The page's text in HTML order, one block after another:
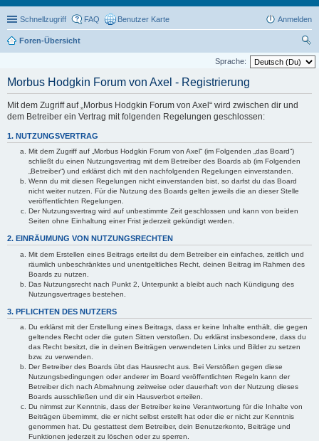
Schnellzugriff FAQ Benutzer Karte Anmelden
Foren-Übersicht
uc
Sprache:
Morbus Hodgkin Forum von Axel - Registrierung
Mit dem Zugriff auf „Morbus Hodgkin Forum von Axel“ wird zwischen dir und
dem Betreiber ein Vertrag mit folgenden Regelungen geschlossen:
1. NUTZUNGSVERTRAG
Mit dem Zugriff auf „Morbus Hodgkin Forum von Axel“ (im Folgenden „das Board“)
schließt du einen Nutzungsvertrag mit dem Betreiber des Boards ab (im Folgenden
„Betreiber“) und erklärst dich mit den nachfolgenden Regelungen einverstanden.
Wenn du mit diesen Regelungen nicht einverstanden bist, so darfst du das Board
nicht weiter nutzen. Für die Nutzung des Boards gelten jeweils die an dieser Stelle
veröffentlichten Regelungen.
Der Nutzungsvertrag wird auf unbestimmte Zeit geschlossen und kann von beiden
Seiten ohne Einhaltung einer Frist jederzeit gekündigt werden.
2. EINRÄUMUNG VON NUTZUNGSRECHTEN
Mit dem Erstellen eines Beitrags erteilst du dem Betreiber ein einfaches, zeitlich und
räumlich unbeschränktes und unentgeltliches Recht, deinen Beitrag im Rahmen des
Boards zu nutzen.
Das Nutzungsrecht nach Punkt 2, Unterpunkt a bleibt auch nach Kündigung des
Nutzungsvertrages bestehen.
3. PFLICHTEN DES NUTZERS
Du erklärst mit der Erstellung eines Beitrags, dass er keine Inhalte enthält, die gegen
geltendes Recht oder die guten Sitten verstoßen. Du erklärst insbesondere, dass du
das Recht besitzt, die in deinen Beiträgen verwendeten Links und Bilder zu setzen
bzw. zu verwenden.
Der Betreiber des Boards übt das Hausrecht aus. Bei Verstößen gegen diese
Nutzungsbedingungen oder anderer im Board veröffentlichten Regeln kann der
Betreiber dich nach Abmahnung zeitweise oder dauerhaft von der Nutzung dieses
Boards ausschließen und dir ein Hausverbot erteilen.
Du nimmst zur Kenntnis, dass der Betreiber keine Verantwortung für die Inhalte von
Beiträgen übernimmt, die er nicht selbst erstellt hat oder die er nicht zur Kenntnis
genommen hat. Du gestattest dem Betreiber, dein Benutzerkonto, Beiträge und
Funktionen jederzeit zu löschen oder zu sperren.